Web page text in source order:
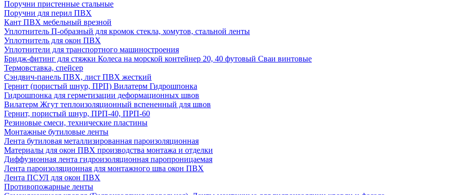
Поручни пристенные стальные
Поручни для перил ПВХ
Кант ПВХ мебельный врезной
Уплотнитель П-образный для кромок стекла, хомутов, стальной ленты
Уплотнитель для окон ПВХ
Уплотнители для транспортного машиностроения
Бридж-фитинг для стяжки Колеса на морской контейнер 20, 40 футовый Сваи винтовые
Термовставка, спейсер
Сэндвич-панель ПВХ, лист ПВХ жесткий
Гернит (пористый шнур, ПРП) Вилатерм Гидрошпонка
Гидрошпонка для герметизации деформационных швов
Вилатерм Жгут теплоизоляционный вспененный для швов
Гернит, пористый шнур, ПРП-40, ПРП-60
Резиновые смеси, технические пластины
Монтажные бутиловые ленты
Лента бутиловая металлизированная пароизоляционная
Материалы для окон ПВХ производства монтажа и отделки
Диффузионная лента гидроизоляционная паропроницаемая
Лента пароизоляционная для монтажного шва окон ПВХ
Лента ПСУЛ для окон ПВХ
Противопожарные ленты